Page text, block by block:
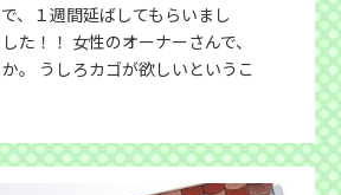
、１週間延ばしてもらいまし
た！！ 女性のオーナーさんで、
。 うしろカゴが欲しいというこ